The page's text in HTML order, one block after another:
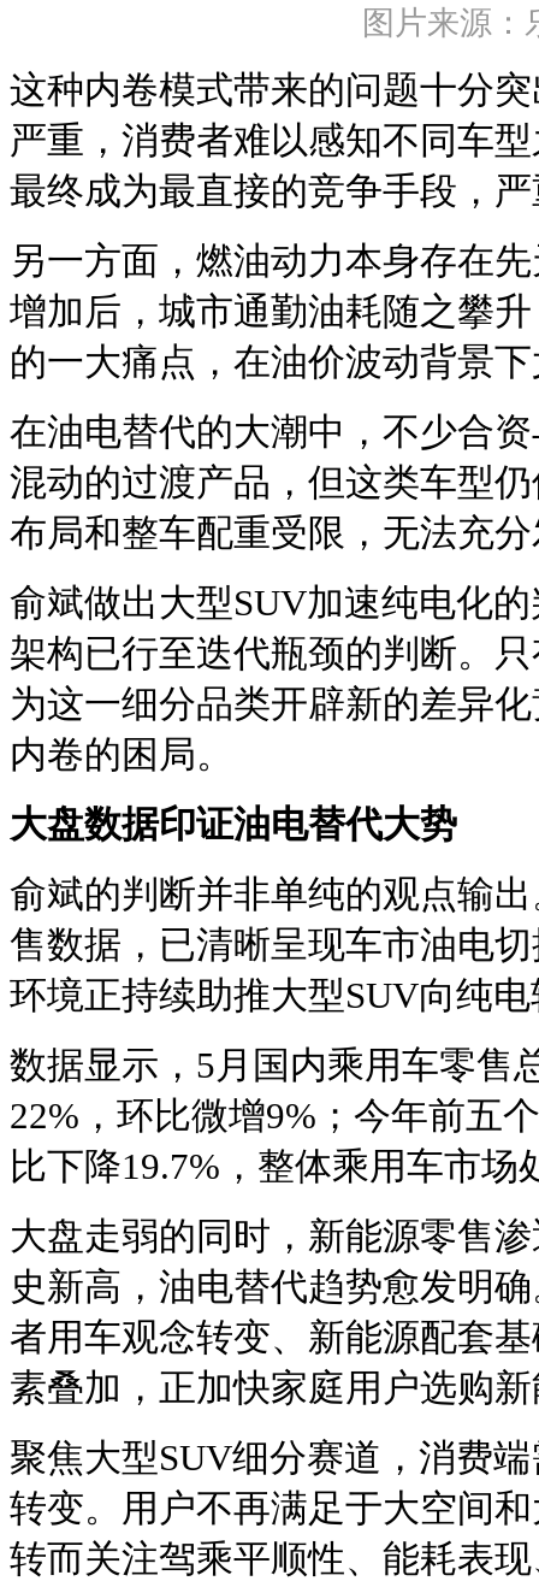
图片来源：
这种内卷模式带来的问题十分
严重，消费者难以感知不同车
最终成为最直接的竞争手段，
另一方面，燃油动力本身存在
增加后，城市通勤油耗随之攀
的一大痛点，在油价波动背景
在油电替代的大潮中，不少合
混动的过渡产品，但这类车型
布局和整车配重受限，无法充
俞斌做出大型SUV加速纯电化
架构已行至迭代瓶颈的判断。
为这一细分品类开辟新的差异
内卷的困局。
大盘数据印证油电替代大势
俞斌的判断并非单纯的观点输
售数据，已清晰呈现车市油电
环境正持续助推大型SUV向纯
数据显示，5月国内乘用车零售
22%，环比微增9%；今年前五
比下降19.7%，整体乘用车市场
大盘走弱的同时，新能源零售
史新高，油电替代趋势愈发明
者用车观念转变、新能源配套
素叠加，正加快家庭用户选购
聚焦大型SUV细分赛道，消费
转变。用户不再满足于大空间
转而关注驾乘平顺性、能耗表